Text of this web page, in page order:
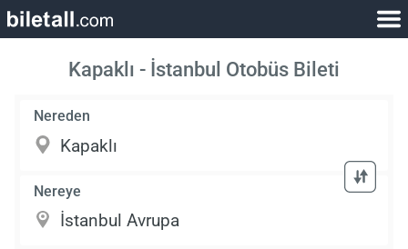
Kapaklı - İstanbul Otobüs Bileti
Nereden
Nereye